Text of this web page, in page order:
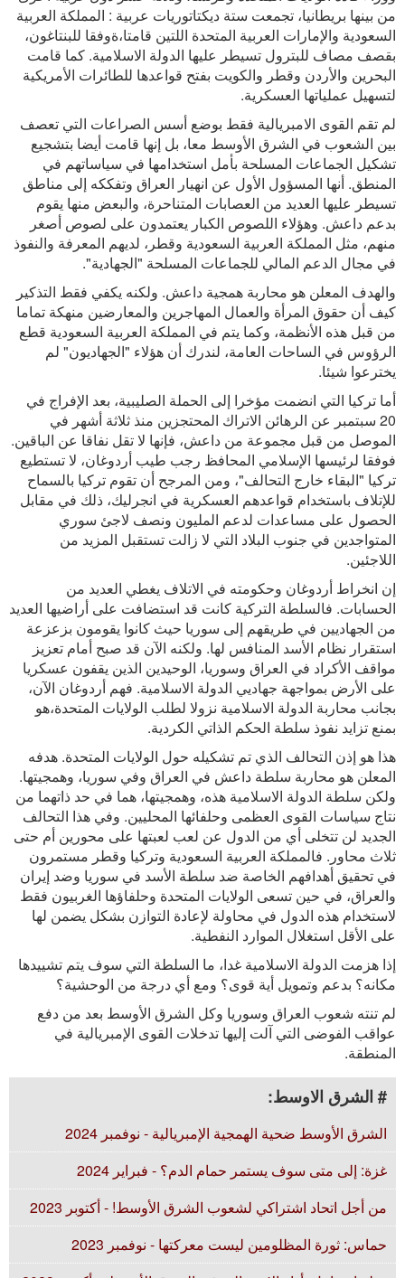
من بينها بريطانيا، تجمعت ستة ديكتاتوريات عربية : المملكة العربية
السعودية والإمارات العربية المتحدة اللتين قامتا،ةوفقا للبنتاغون،
بقصف مصاف للبترول تسيطر عليها الدولة الاسلامية. كما قامت
البحرين والأردن وقطر والكويت بفتح قواعدها للطائرات الأمريكية
لتسهيل عملياتها العسكرية.
لم تقم القوى الامبريالية فقط بوضع أسس الصراعات التي تعصف
بين الشعوب في الشرق الأوسط معا، بل إنها قامت أيضا بتشجيع
تشكيل الجماعات المسلحة بأمل استخدامها في سياساتهم في
المنطق. أنها المسؤول الأول عن انهيار العراق وتفككه إلى مناطق
تسيطر عليها العديد من العصابات المتناحرة، والبعض منها يقوم
بدعم داعش. وهؤلاء اللصوص الكبار يعتمدون على لصوص أصغر
منهم، مثل المملكة العربية السعودية وقطر، لديهم المعرفة والنفوذ
في مجال الدعم المالي للجماعات المسلحة "الجهادية".
والهدف المعلن هو محاربة همجية داعش. ولكنه يكفي فقط التذكير
كيف أن حقوق المرأة والعمال المهاجرين والمعارضين منهكة تماما
من قبل هذه الأنظمة، وكما يتم في المملكة العربية السعودية قطع
الرؤوس في الساحات العامة، لندرك أن هؤلاء "الجهاديون" لم
يخترعوا شيئا.
أما تركيا التي انضمت مؤخرا إلى الحملة الصليبية، بعد الإفراج في
20 سبتمبر عن الرهائن الاتراك المحتجزين منذ ثلاثة أشهر في
الموصل من قبل مجموعة من داعش، فإنها لا تقل نفاقا عن الباقين.
فوفقا لرئيسها الإسلامي المحافظ رجب طيب أردوغان، لا تستطيع
تركيا "البقاء خارج التحالف"، ومن المرجح أن تقوم تركيا بالسماح
للإتلاف باستخدام قواعدهم العسكرية في انجرليك، ذلك في مقابل
الحصول على مساعدات لدعم المليون ونصف لاجئ سوري
المتواجدين في جنوب البلاد التي لا زالت تستقبل المزيد من
اللاجئين.
إن انخراط أردوغان وحكومته في الاتلاف يغطي العديد من
الحسابات. فالسلطة التركية كانت قد استضافت على أراضيها العديد
من الجهاديين في طريقهم إلى سوريا حيث كانوا يقومون بزعزعة
استقرار نظام الأسد المنافس لها. ولكنه الآن قد صبح أمام تعزيز
مواقف الأكراد في العراق وسوريا، الوحيدين الذين يقفون عسكريا
على الأرض بمواجهة جهاديي الدولة الاسلامية. فهم أردوغان الآن،
بجانب محاربة الدولة الاسلامية نزولا لطلب الولايات المتحدة،هو
بمنع تزايد نفوذ سلطة الحكم الذاتي الكردية.
هذا هو إذن التحالف الذي تم تشكيله حول الولايات المتحدة. هدفه
المعلن هو محاربة سلطة داعش في العراق وفي سوريا، وهمجيتها.
ولكن سلطة الدولة الاسلامية هذه، وهمجيتها، هما في حد ذاتهما من
نتاج سياسات القوى العظمى وحلفائها المحليين. وفي هذا التحالف
الجديد لن تتخلى أي من الدول عن لعب لعبتها على محورين أم حتى
ثلاث محاور. فالمملكة العربية السعودية وتركيا وقطر مستمرون
في تحقيق أهدافهم الخاصة ضد سلطة الأسد في سوريا وضد إيران
والعراق، في حين تسعى الولايات المتحدة وحلفاؤها الغربيون فقط
لاستخدام هذه الدول في محاولة لإعادة التوازن بشكل يضمن لها
على الأقل استغلال الموارد النفطية.
إذا هزمت الدولة الاسلامية غدا، ما السلطة التي سوف يتم تشييدها
مكانه؟ بدعم وتمويل أية قوى؟ ومع أي درجة من الوحشية؟
لم تنته شعوب العراق وسوريا وكل الشرق الأوسط بعد من دفع
عواقب الفوضى التي آلت إليها تدخلات القوى الإمبريالية في
المنطقة.
# الشرق الاوسط:
الشرق الأوسط ضحية الهمجية الإمبريالية - نوفمبر 2024
غزة: إلى متى سوف يستمر حمام الدم؟ - فبراير 2024
من أجل اتحاد اشتراكي لشعوب الشرق الأوسط! - أكتوبر 2023
حماس: ثورة المظلومين ليست معركتها - نوفمبر 2023